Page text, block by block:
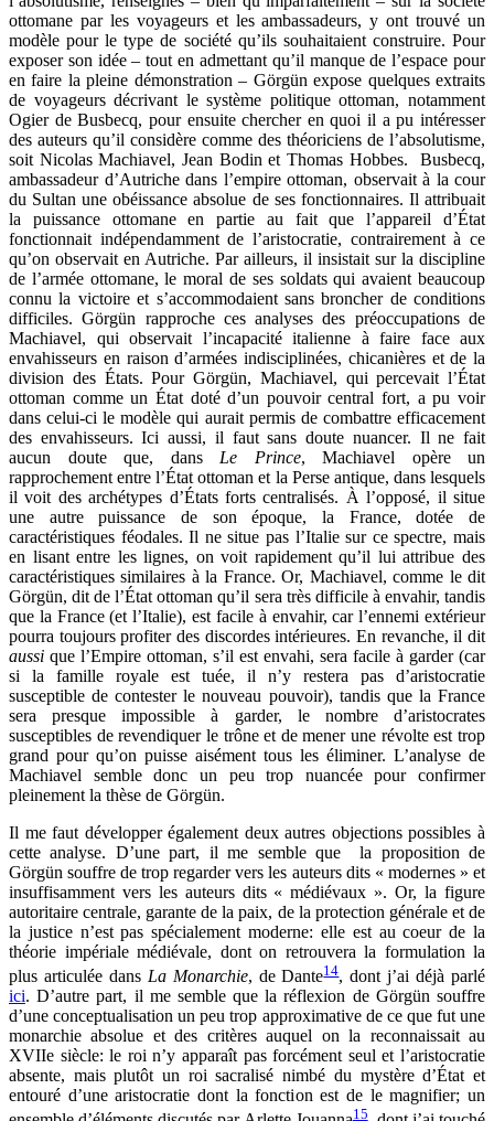
ottomane par les voyageurs et les ambassadeurs, y ont trouvé un
modèle pour le type de société qu’ils souhaitaient construire. Pour
exposer son idée – tout en admettant qu’il manque de l’espace pour
en faire la pleine démonstration – Görgün expose quelques extraits
de voyageurs décrivant le système politique ottoman, notamment
Ogier de Busbecq, pour ensuite chercher en quoi il a pu intéresser
des auteurs qu’il considère comme des théoriciens de l’absolutisme,
soit Nicolas Machiavel, Jean Bodin et Thomas Hobbes. Busbecq,
ambassadeur d’Autriche dans l’empire ottoman, observait à la cour
du Sultan une obéissance absolue de ses fonctionnaires. Il attribuait
la puissance ottomane en partie au fait que l’appareil d’État
fonctionnait indépendamment de l’aristocratie, contrairement à ce
qu’on observait en Autriche. Par ailleurs, il insistait sur la discipline
de l’armée ottomane, le moral de ses soldats qui avaient beaucoup
connu la victoire et s’accommodaient sans broncher de conditions
difficiles. Görgün rapproche ces analyses des préoccupations de
Machiavel, qui observait l’incapacité italienne à faire face aux
envahisseurs en raison d’armées indisciplinées, chicanières et de la
division des États. Pour Görgün, Machiavel, qui percevait l’État
ottoman comme un État doté d’un pouvoir central fort, a pu voir
dans celui-ci le modèle qui aurait permis de combattre efficacement
des envahisseurs. Ici aussi, il faut sans doute nuancer. Il ne fait
aucun doute que, dans Le Prince, Machiavel opère un
rapprochement entre l’État ottoman et la Perse antique, dans lesquels
il voit des archétypes d’États forts centralisés. À l’opposé, il situe
une autre puissance de son époque, la France, dotée de
caractéristiques féodales. Il ne situe pas l’Italie sur ce spectre, mais
en lisant entre les lignes, on voit rapidement qu’il lui attribue des
caractéristiques similaires à la France. Or, Machiavel, comme le dit
Görgün, dit de l’État ottoman qu’il sera très difficile à envahir, tandis
que la France (et l’Italie), est facile à envahir, car l’ennemi extérieur
pourra toujours profiter des discordes intérieures. En revanche, il dit
aussi que l’Empire ottoman, s’il est envahi, sera facile à garder (car
si la famille royale est tuée, il n’y restera pas d’aristocratie
susceptible de contester le nouveau pouvoir), tandis que la France
sera presque impossible à garder, le nombre d’aristocrates
susceptibles de revendiquer le trône et de mener une révolte est trop
grand pour qu’on puisse aisément tous les éliminer. L’analyse de
Machiavel semble donc un peu trop nuancée pour confirmer
pleinement la thèse de Görgün.
Il me faut développer également deux autres objections possibles à
cette analyse. D’une part, il me semble que la proposition de
Görgün souffre de trop regarder vers les auteurs dits « modernes » et
insuffisamment vers les auteurs dits « médiévaux ». Or, la figure
autoritaire centrale, garante de la paix, de la protection générale et de
la justice n’est pas spécialement moderne: elle est au coeur de la
théorie impériale médiévale, dont on retrouvera la formulation la
plus articulée dans La Monarchie, de Dante14, dont j’ai déjà parlé
ici. D’autre part, il me semble que la réflexion de Görgün souffre
d’une conceptualisation un peu trop approximative de ce que fut une
monarchie absolue et des critères auquel on la reconnaissait au
XVIIe siècle: le roi n’y apparaît pas forcément seul et l’aristocratie
absente, mais plutôt un roi sacralisé nimbé du mystère d’État et
entouré d’une aristocratie dont la fonction est de le magnifier; un
15